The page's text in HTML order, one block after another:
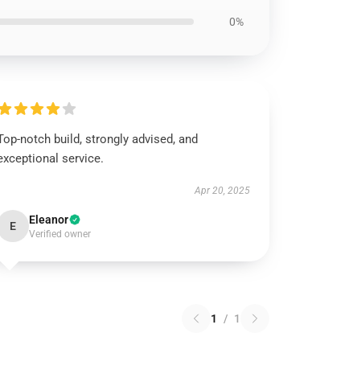
0%
notch build, strongly advised, and
service.
Apr 20, 2025
E Eleanor
Verified owner
1 / 1